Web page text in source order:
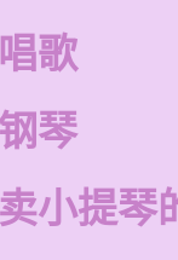
歌
琴
小提琴